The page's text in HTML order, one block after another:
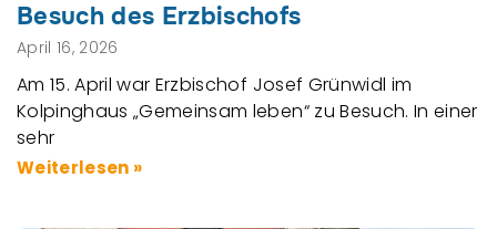
Besuch des Erzbischofs
April 16, 2026
Am 15. April war Erzbischof Josef Grünwidl im
Kolpinghaus „Gemeinsam leben“ zu Besuch. In einer
sehr
Weiterlesen »